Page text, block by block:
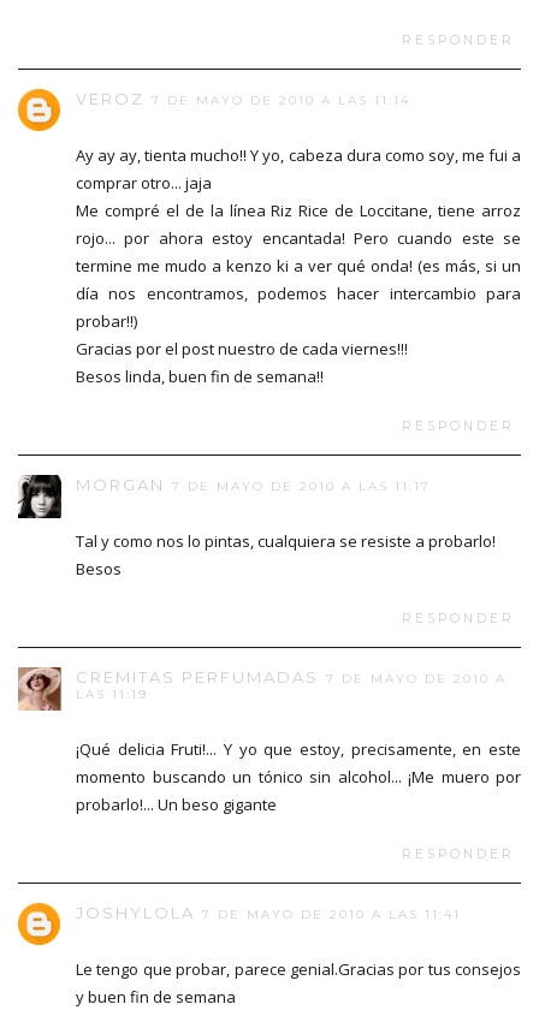
RESPONDER
VEROZ 7 DE MAYO DE 2010 A LAS 11:14
Ay ay ay, tienta mucho!! Y yo, cabeza dura como soy, me fui a
comprar otro... jaja
Me compré el de la línea Riz Rice de Loccitane, tiene arroz
rojo... por ahora estoy encantada! Pero cuando este se
termine me mudo a kenzo ki a ver qué onda! (es más, si un
día nos encontramos, podemos hacer intercambio para
probar!!)
Gracias por el post nuestro de cada viernes!!!
Besos linda, buen fin de semana!!
RESPONDER
MORGAN 7 DE MAYO DE 2010 A LAS 11:17
Tal y como nos lo pintas, cualquiera se resiste a probarlo!
Besos
RESPONDER
CREMITAS PERFUMADAS
7 DE MAYO DE 2010 A
LAS 11:19
¡Qué delicia Fruti!... Y yo que estoy, precisamente, en este
momento buscando un tónico sin alcohol... ¡Me muero por
probarlo!... Un beso gigante
RESPONDER
JOSHYLOLA 7 DE MAYO DE 2010 A LAS 11:41
Le tengo que probar, parece genial.Gracias por tus consejos
y buen fin de semana